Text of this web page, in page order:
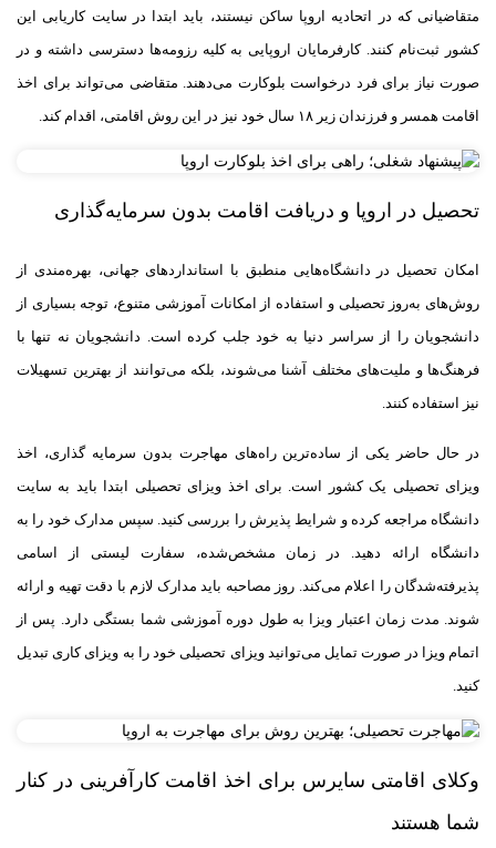
متقاضیانی که در اتحادیه اروپا ساکن نیستند، باید ابتدا در سایت کاریابی این
کشور ثبت‌نام کنند. کارفرمایان اروپایی به کلیه رزومه‌ها دسترسی داشته و در
صورت نیاز برای فرد درخواست بلوکارت می‌دهند. متقاضی می‌تواند برای اخذ
اقامت همسر و فرزندان زیر ۱۸ سال خود نیز در این روش اقامتی، اقدام کند.
تحصیل در اروپا و دریافت اقامت بدون سرمایه‌گذاری
امکان تحصیل در دانشگاه‌هایی منطبق با استانداردهای جهانی، بهره‌مندی از
روش‌های به‌روز تحصیلی و استفاده از امکانات آموزشی متنوع، توجه بسیاری از
دانشجویان را از سراسر دنیا به خود جلب کرده است. دانشجویان نه تنها با
فرهنگ‌ها و ملیت‌های مختلف آشنا می‌شوند، بلکه می‌توانند از بهترین تسهیلات
نیز استفاده کنند.
در حال حاضر یکی از ساده‌ترین راه‌های مهاجرت بدون سرمایه گذاری، اخذ
ویزای تحصیلی یک کشور است. برای اخذ ویزای تحصیلی ابتدا باید به سایت
دانشگاه مراجعه کرده و شرایط پذیرش را بررسی کنید. سپس مدارک خود را به
دانشگاه ارائه دهید. در زمان مشخص‌شده، سفارت لیستی از اسامی
پذیرفته‌شدگان را اعلام می‌کند. روز مصاحبه باید مدارک لازم با دقت تهیه و ارائه
شوند. مدت زمان اعتبار ویزا به طول دوره آموزشی شما بستگی دارد. پس از
اتمام ویزا در صورت تمایل می‌توانید ویزای تحصیلی خود را به ویزای کاری تبدیل
کنید.
وکلای اقامتی سایرس برای اخذ اقامت کارآفرینی در کنار
شما هستند